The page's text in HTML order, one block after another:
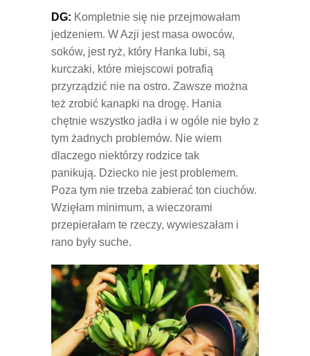
DG: Kompletnie się nie przejmowałam
jedzeniem. W Azji jest masa owoców,
soków, jest ryż, który Hanka lubi, są
kurczaki, które miejscowi potrafią
przyrządzić nie na ostro. Zawsze można
też zrobić kanapki na drogę. Hania
chętnie wszystko jadła i w ogóle nie było z
tym żadnych problemów. Nie wiem
dlaczego niektórzy rodzice tak
panikują. Dziecko nie jest problemem.
Poza tym nie trzeba zabierać ton ciuchów.
Wzięłam minimum, a wieczorami
przepierałam te rzeczy, wywieszałam i
rano były suche.